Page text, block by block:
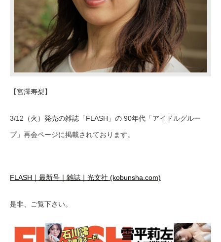
【宮澤寿梨】
3/12（火）発売の雑誌「FLASH」の 90年代「アイドルグルー
プ」再会ページに掲載されております。
FLASH｜最新号｜雑誌｜光文社 (kobunsha.com)
是非、ご覧下さい。